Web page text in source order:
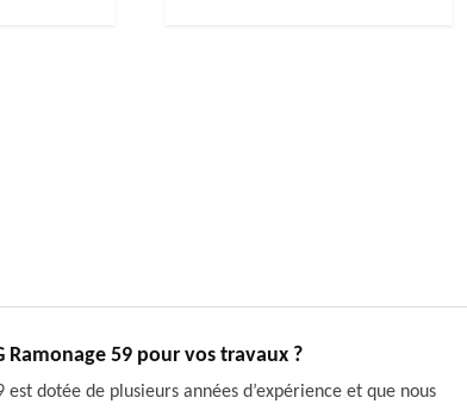
59 pour vos travaux ?
dotée de plusieurs années d’expérience et que nous